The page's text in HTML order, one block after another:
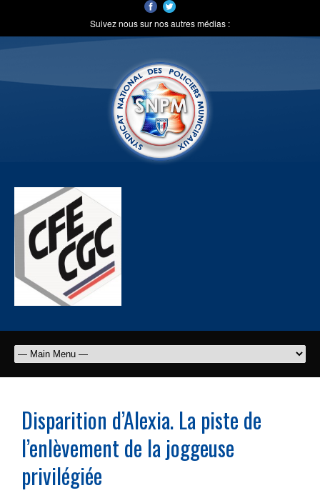
Suivez nous sur nos autres médias :
Disparition d’Alexia. La piste de
l’enlèvement de la joggeuse
privilégiée